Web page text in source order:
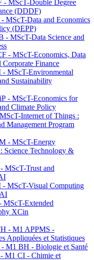
MScT-Double Degree
(DDDF)
MScT-Data and Economics
(DEPP)
- MScT-Data Science and
- MScT-Economics, Data
Corporate Finance
MScT-Environmental
Sustainability
- MScT-Economics for
Climate Policy
Internet of Things :
Management Program
- MScT-Energy
Science Technology &
MScT-Trust and
MScT-Visual Computing
Extended
XCin
- M1 APPMS -
Appliquées et Statistiques
M1 BH - Biologie et Santé
M1 CI - Chimie et